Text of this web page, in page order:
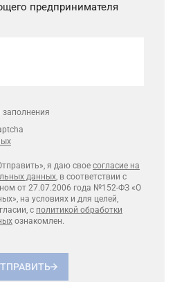
предпринимателя
заполнения
я даю свое согласие на
данных, в соответствии с
от 27.07.2006 года №152-ФЗ «О
на условиях и для целей,
с политикой обработки
ознакомлен.